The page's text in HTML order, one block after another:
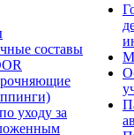
составы
уходу за